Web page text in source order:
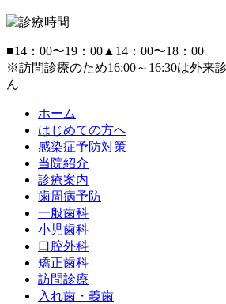
■14：00〜19：00 ▲ 14：00〜18：00
※訪問診療のため16:00～16:30は外来
ん
ホーム
はじめての方へ
感染症予防対策
当院紹介
診療案内
歯周病予防
一般歯科
小児歯科
口腔外科
矯正歯科
訪問診療
入れ歯・義歯